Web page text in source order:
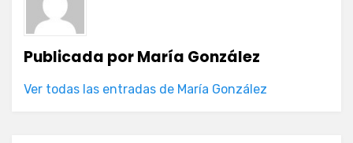
Publicada porMaría González
Ver todas las entradas de María González